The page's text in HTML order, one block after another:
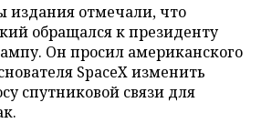
издания отмечали, что
обращался к президенту
Он просил американского
SpaceX изменить
спутниковой связи для